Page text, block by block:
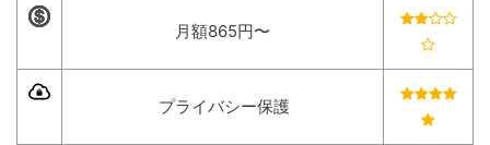
月額865円〜
プライバシー保護